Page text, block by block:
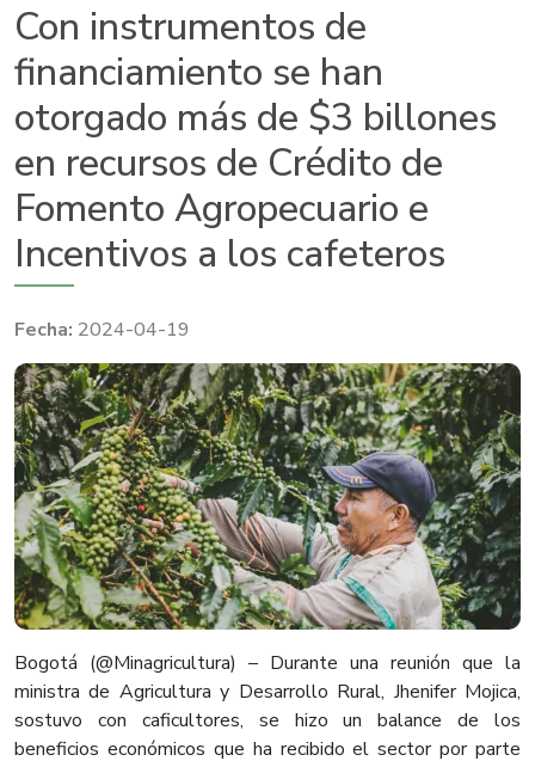
Con instrumentos de
financiamiento se han
otorgado más de $3 billones
en recursos de Crédito de
Fomento Agropecuario e
Incentivos a los cafeteros
2024-04-19
Bogotá (@Minagricultura) – Durante una reunión que la
ministra de Agricultura y Desarrollo Rural, Jhenifer Mojica,
sostuvo con caficultores, se hizo un balance de los
beneficios económicos que ha recibido el sector por parte